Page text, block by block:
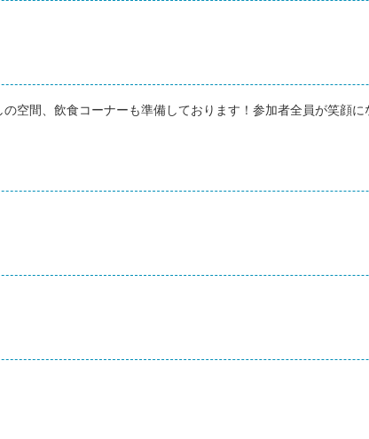
空間、飲食コーナーも準備しております！参加者全員が笑顔に